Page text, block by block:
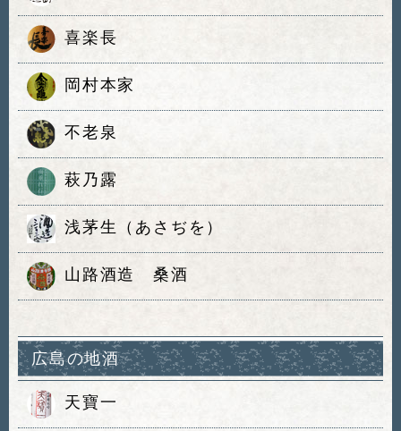
喜楽長
岡村本家
不老泉
萩乃露
浅茅生（あさぢを）
山路酒造 桑酒
広島の地酒
天寶一